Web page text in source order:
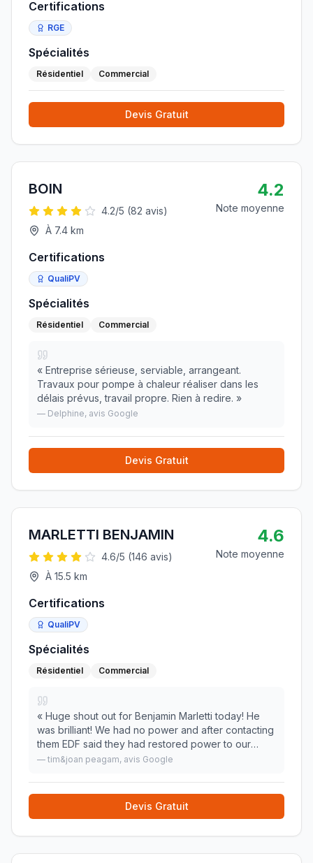
Certifications
RGE
Spécialités
Résidentiel Commercial
Devis Gratuit
BOIN
4.2/5 (82 avis)
À 7.4 km
4.2
Note moyenne
Certifications
QualiPV
Spécialités
Résidentiel Commercial
« Entreprise sérieuse, serviable, arrangeant.
Travaux pour pompe à chaleur réaliser dans les
délais prévus, travail propre. Rien à redire. »
— Delphine, avis Google
Devis Gratuit
MARLETTI BENJAMIN
4.6/5 (146 avis)
À 15.5 km
4.6
Note moyenne
Certifications
QualiPV
Spécialités
Résidentiel Commercial
« Huge shout out for Benjamin Marletti today! He
was brilliant! We had no power and after contacting
them EDF said they had restored power to our
Linky so job done. Ben came really quickly, found
— tim&joan peagam, avis Google
Devis Gratuit